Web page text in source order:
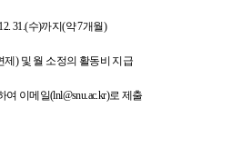
31.(수)까지(약 7개월)
제) 및 월 소정의 활동비 지급
이메일(lnl@snu.ac.kr)로 제출